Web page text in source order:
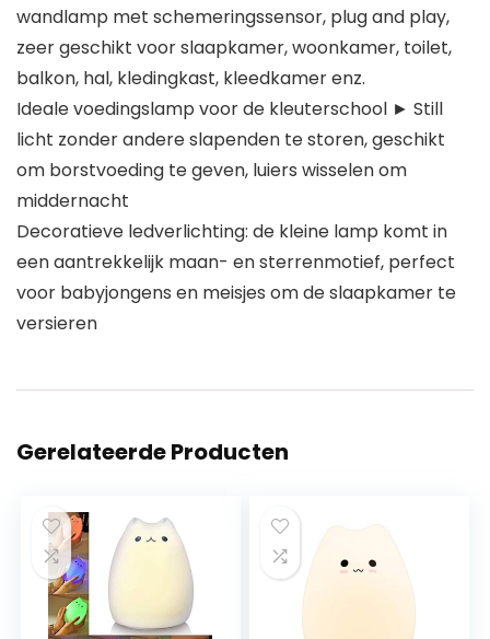
wandlamp met schemeringssensor, plug and play,
zeer geschikt voor slaapkamer, woonkamer, toilet,
balkon, hal, kledingkast, kleedkamer enz.
Ideale voedingslamp voor de kleuterschool ► Still
licht zonder andere slapenden te storen, geschikt
om borstvoeding te geven, luiers wisselen om
middernacht
Decoratieve ledverlichting: de kleine lamp komt in
een aantrekkelijk maan- en sterrenmotief, perfect
voor babyjongens en meisjes om de slaapkamer te
versieren
Gerelateerde Producten